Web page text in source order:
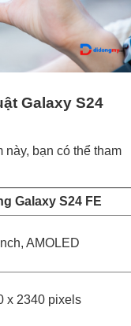
Galaxy S24
bạn có thể tham
Galaxy S24 FE
AMOLED
x 2340 pixels